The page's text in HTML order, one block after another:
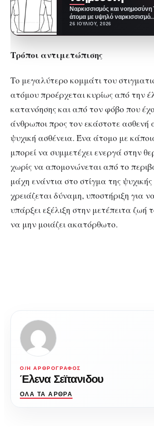
Nαρκισσισμός και νοημοσύνη
άτομα με υψηλό ναρκισσισμό
είναι ματαιόδοξα και
26 ΙΟΥΛΊΟΥ, 2026
Τρόποι αντιμετώπισης
Το μεγαλύτερο κομμάτι του
ατόμου προέρχεται κυρίως από την
κατανόησης και από τον φόβο που
άνθρωποι προς τον εκάστοτε ασθενή
ψυχική ασθένεια. Ένα άτομο με
μπορεί να συμμετέχει ενεργά στην
χωρίς να απομονώνεται από το
μάχη ενάντια στο στίγμα της ψυχικής
χρειάζεται δύναμη, υποστήριξη για
υπάρξει εξέλιξη στην μετέπειτα ζωή
να μην μοιάζει ακατόρθωτο.
Ο/Η ΑΡΘΡΟΓΡΆΦΟΣ
Έλενα Σεϊτανιδου
ΌΛΑ ΤΑ ΆΡΘΡΑ